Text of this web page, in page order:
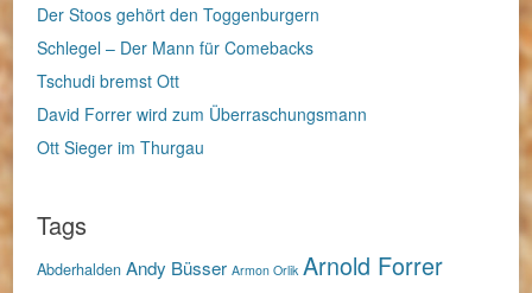
Der Stoos gehört den Toggenburgern
Schlegel – Der Mann für Comebacks
Tschudi bremst Ott
David Forrer wird zum Überraschungsmann
Ott Sieger im Thurgau
Tags
Abderhalden Andy Büsser Armon Orlik Arnold Forrer